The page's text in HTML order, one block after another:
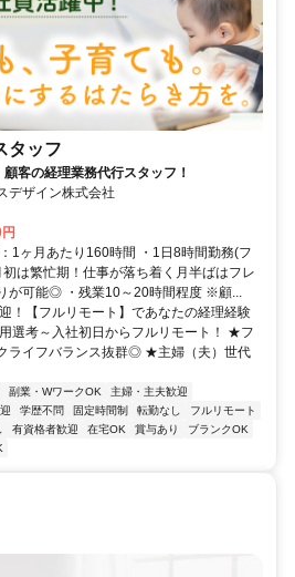
タッフ
客の経理業務代行スタッフ！
デザイン株式会社
1ヶ月あたり160時間 ・1日8時間勤務(フ
は繁忙期！仕事が落ち着く月半ばはフレ
が可能◎ ・残業10～20時間程度 ※顧...
！【フルリモート】であなたの経理経験
選考～入社初日からフルリモート！ ★フ
ライフバランス抜群◎ ★主婦（夫）世代
副業・WワークOK
主婦・主夫歓迎
学歴不問 固定時間制 転勤なし
フルリモート
有資格者歓迎 在宅OK 賞与あり
ブランクOK